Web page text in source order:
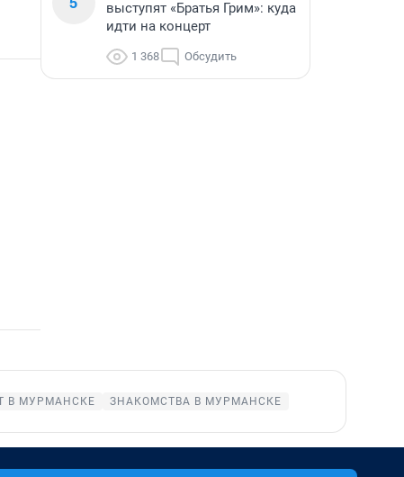
выступят «Братья Грим»: куда
идти на концерт
1 368 Обсудить
В МУРМАНСКЕ ЗНАКОМСТВА В МУРМАНСКЕ